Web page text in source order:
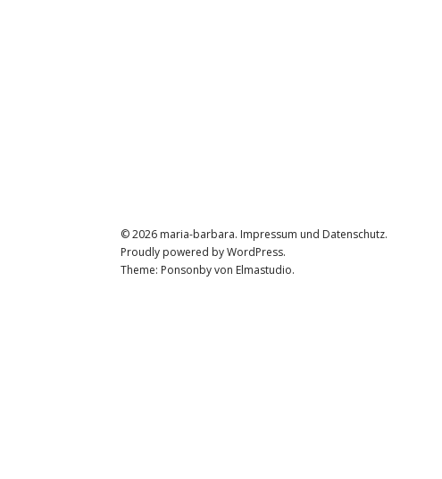
© 2026 maria-barbara. Impressum und Datenschutz
Proudly powered byWordPress.
Theme: Ponsonby von Elmastudio.